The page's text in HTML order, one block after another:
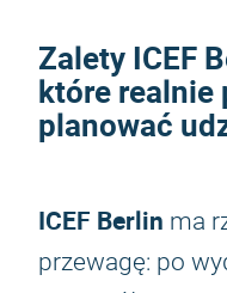
Zalety ICEF
które realnie
planować
ICEF Berlin ma
przewagę: po